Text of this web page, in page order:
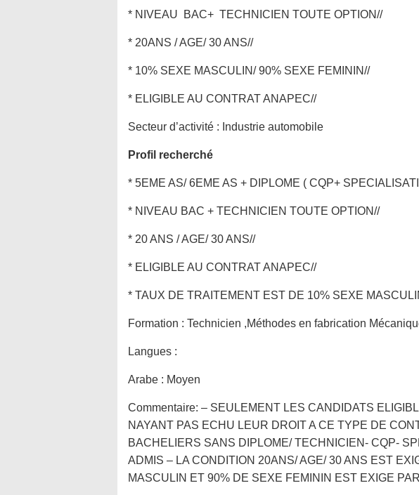
* NIVEAU BAC+ TECHNICIEN TOUTE OPTION//
* 20ANS / AGE/ 30 ANS//
* 10% SEXE MASCULIN/ 90% SEXE FEMININ//
* ELIGIBLE AU CONTRAT ANAPEC//
Secteur d’activité : Industrie automobile
Profil recherché
* 5EME AS/ 6EME AS + DIPLOME ( CQP+
* NIVEAU BAC + TECHNICIEN TOUTE OPTION//
* 20 ANS / AGE/ 30 ANS//
* ELIGIBLE AU CONTRAT ANAPEC//
* TAUX DE TRAITEMENT EST DE 10% SEXE
Formation : Technicien ,Méthodes en fabrication
Langues :
Arabe : Moyen
Commentaire: – SEULEMENT LES CANDIDATS
NAYANT PAS ECHU LEUR DROIT A CE TYPE DE
BACHELIERS SANS DIPLOME/ TECHNICIEN- CQP-
ADMIS – LA CONDITION 20ANS/ AGE/ 30 ANS EST
MASCULIN ET 90% DE SEXE FEMININ EST EXIGE